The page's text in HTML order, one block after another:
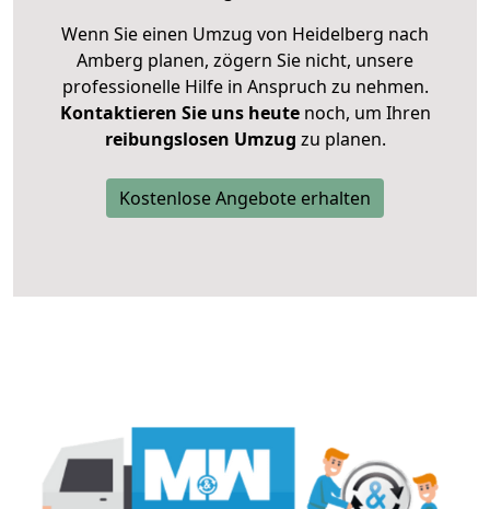
Wenn Sie einen Umzug von Heidelberg nach
Amberg planen, zögern Sie nicht, unsere
professionelle Hilfe in Anspruch zu nehmen.
Kontaktieren Sie uns heutenoch, um Ihren
reibungslosen Umzug zu planen.
Kostenlose Angebote erhalten